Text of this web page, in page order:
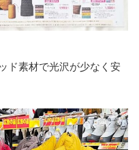
ド素材で光沢が少なく安